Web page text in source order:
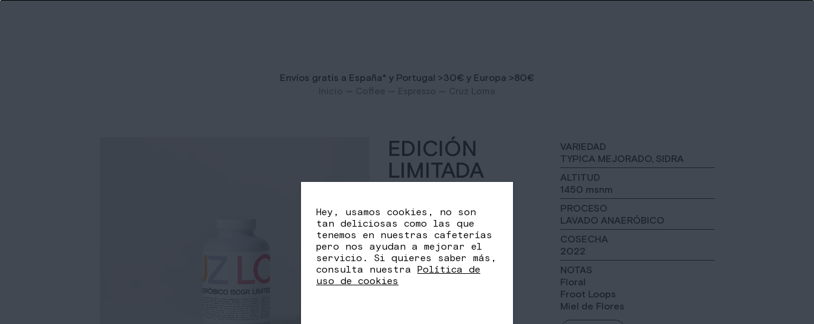
Envíos gratis a España* y Portugal >30€ y Europa >80€
EDICIÓN
LIMITADA
CRUZ LOMA
40,00€
VARIEDAD
TYPICA MEJORADO, SIDRA
ALTITUD
1450 msnm
PROCESO
LAVADO ANAERÓBICO
COSECHA
2022
NOTAS
Floral
Froot Loops
Miel de Flores
Hey, usamos cookies, no son
tan deliciosas como las que
tenemos en nuestras cafeterías
pero nos ayudan a mejorar el
servicio. Si quieres saber más,
consulta nuestra Política de
uso de cookies